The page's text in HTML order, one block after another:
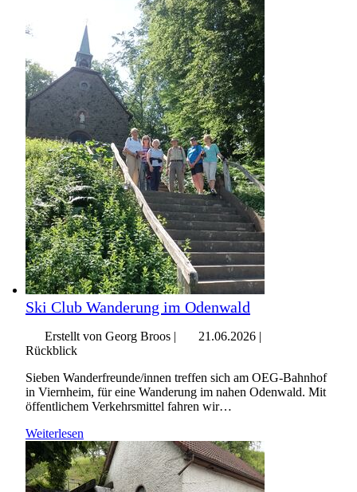
Ski Club Wanderung im Odenwald
Erstellt von Georg Broos | 21.06.2026 |
Rückblick
Sieben Wanderfreunde/innen treffen sich am OEG-Bahnhof
in Viernheim, für eine Wanderung im nahen Odenwald. Mit
öffentlichem Verkehrsmittel fahren wir…
Weiterlesen